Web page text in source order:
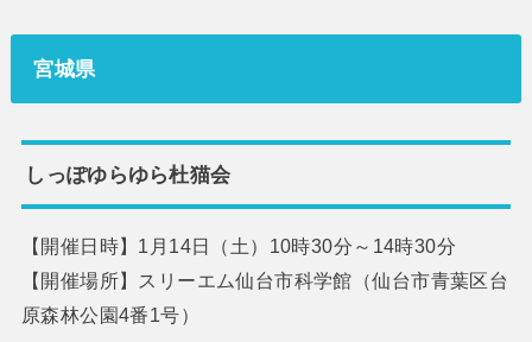
宮城県
しっぽゆらゆら杜猫会
【開催日時】1月14日（土）10時30分～14時30分
【開催場所】スリーエム仙台市科学館（仙台市青葉区台
原森林公園4番1号）